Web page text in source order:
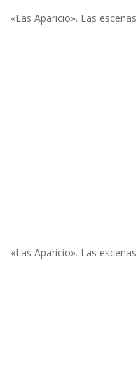
«Las Aparicio». Las
«Las Aparicio». Las